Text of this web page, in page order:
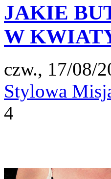
JAKIE
W
czw., 17/08/
Stylowa
4